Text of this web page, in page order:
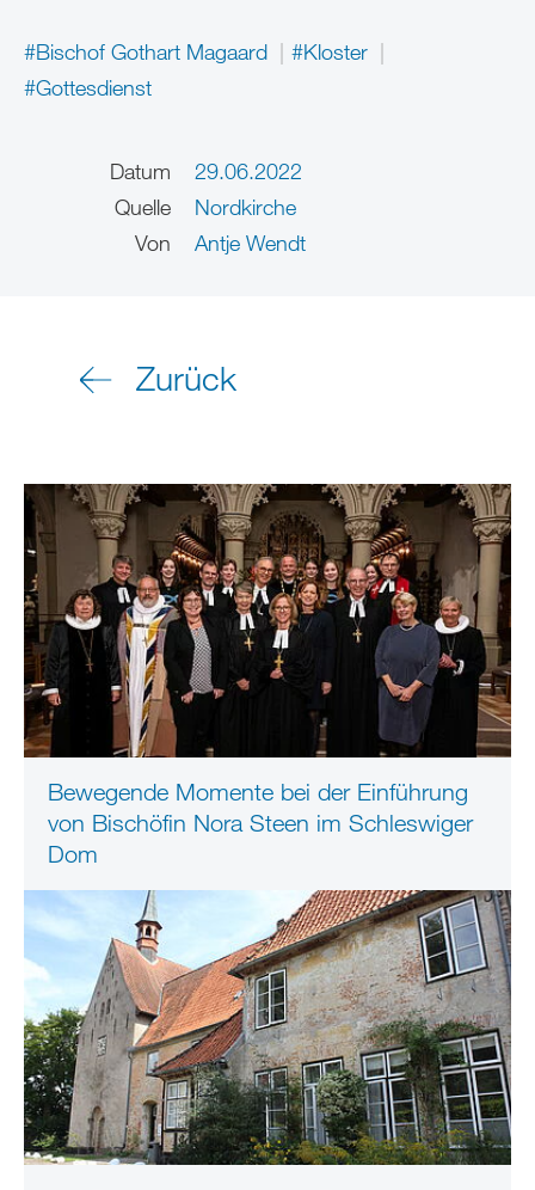
#Bischof Gothart Magaard
#Kloster
#Gottesdienst
Datum
29.06.2022
Quelle
Nordkirche
Von
Antje Wendt
Zurück
Bewegende Momente bei der Einführung
von Bischöfin Nora Steen im Schleswiger
Dom